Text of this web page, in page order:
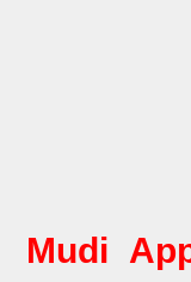
Mudi